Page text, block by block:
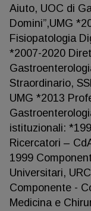
Aiuto, UOC di
Domini”,UMG
Fisiopatologia
*2007-2020
Straordinario,
UMG *2013
istituzionali:
Ricercatori –
1999
Universitari,
Componente -
Medicina e